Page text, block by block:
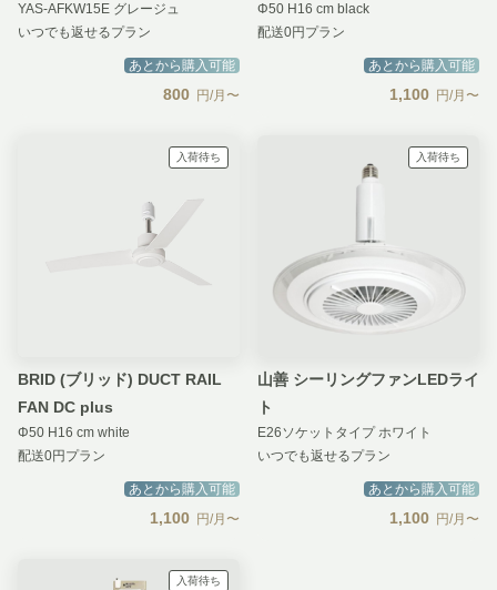
YAS-AFKW15E グレージュ
いつでも返せるプラン
あとから購入可能
800 円/月〜
Φ50 H16 cm black
配送0円プラン
あとから購入可能
1,100 円/月〜
入荷待ち
BRID (ブリッド) DUCT RAIL
FAN DC plus
Φ50 H16 cm white
配送0円プラン
あとから購入可能
1,100 円/月〜
入荷待ち
山善 シーリングファンLEDライ
ト
E26ソケットタイプ ホワイト
いつでも返せるプラン
あとから購入可能
1,100 円/月〜
入荷待ち